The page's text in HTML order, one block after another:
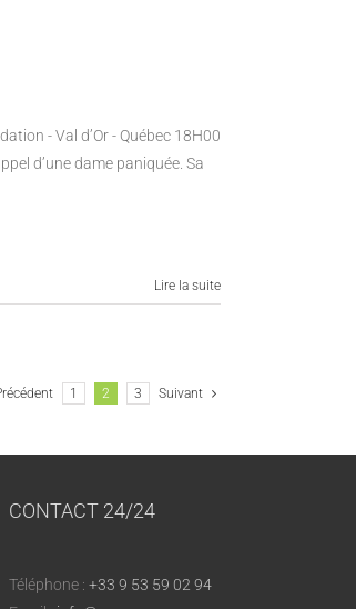
- Val d’Or - Québec 18H00
d’une dame paniquée. Sa
Lire la suite
1 2 3 Suivant
CONTACT 24/24
Téléphone :+33 9 53 59 02 94